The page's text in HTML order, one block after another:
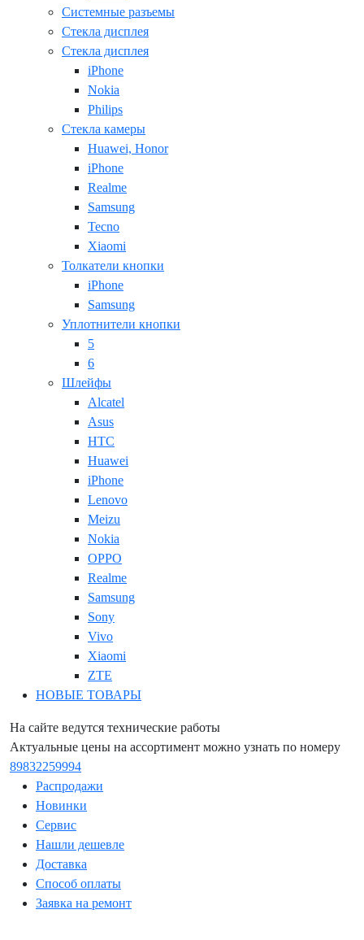
Системные разъемы
Стекла дисплея
Стекла дисплея
iPhone
Nokia
Philips
Стекла камеры
Huawei, Honor
iPhone
Realme
Samsung
Tecno
Xiaomi
Толкатели кнопки
iPhone
Samsung
Уплотнители кнопки
5
6
Шлейфы
Alcatel
Asus
HTC
Huawei
iPhone
Lenovo
Meizu
Nokia
OPPO
Realme
Samsung
Sony
Vivo
Xiaomi
ZTE
НОВЫЕ ТОВАРЫ
На сайте ведутся технические работы
Актуальные цены на ассортимент можно узнать по номеру
89832259994
Распродажи
Новинки
Сервис
Нашли дешевле
Доставка
Способ оплаты
Заявка на ремонт